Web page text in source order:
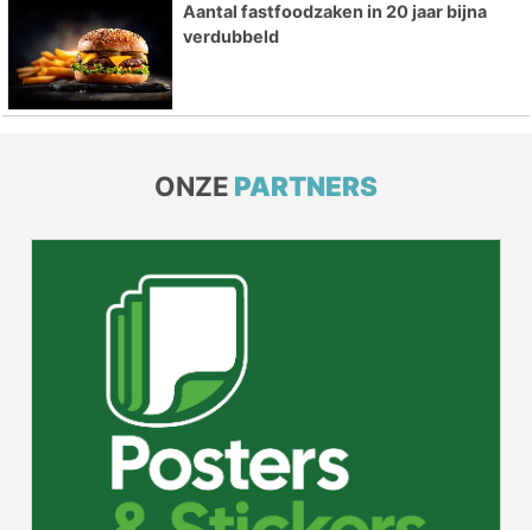
Aantal fastfoodzaken in 20 jaar bijna
verdubbeld
ONZE PARTNERS